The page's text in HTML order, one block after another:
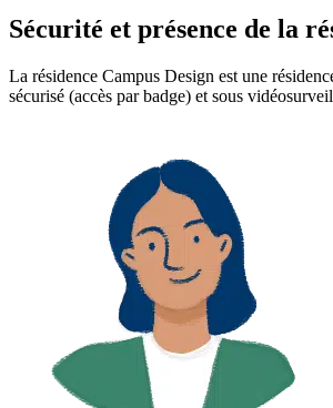
Sécurité et présence de la
La résidence Campus Design est une
sécurisé (accès par badge) et sous